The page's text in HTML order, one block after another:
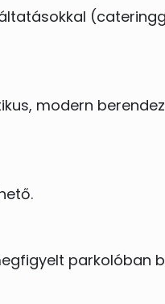
személyesen
modern
parkolóban